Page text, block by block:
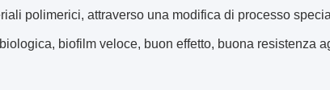
polimerici, attraverso una modifica di processo
biofilm veloce, buon effetto, buona resistenza